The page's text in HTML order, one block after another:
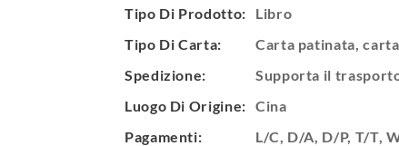
Tipo Di Prodotto:
Libro
Tipo Di Carta:
Carta patinata,
Spedizione:
Supporta il
Luogo Di Origine: Cina
Pagamenti:
L/C, D/A, D/P, T/T,